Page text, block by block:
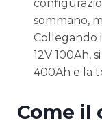
sommano,
Collegando
12V 100Ah,
400Ah e la
Come il